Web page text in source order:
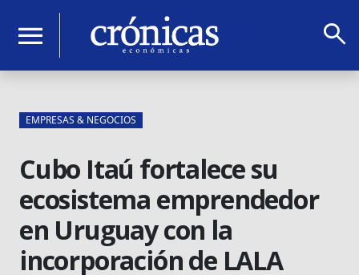
menu search
EMPRESAS & NEGOCIOS
Cubo Itaú fortalece su
ecosistema emprendedor
en Uruguay con la
incorporación de LALA